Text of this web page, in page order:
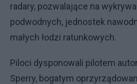
radary, pozwalające na
podwodnych, jednostek
małych łodzi ratunkowych.
Piloci dysponowali pilotem
Sperry, bogatym